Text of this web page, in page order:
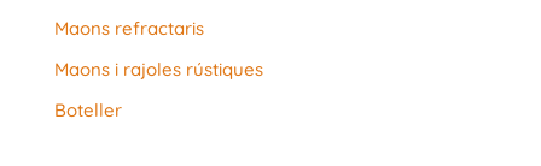
Maons refractaris
Maons i rajoles rústiques
Boteller